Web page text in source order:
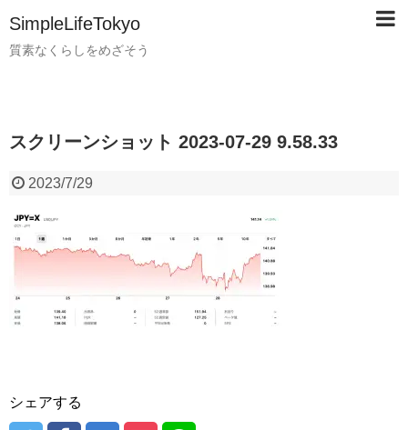
SimpleLifeTokyo
質素なくらしをめざそう
スクリーンショット 2023-07-29 9.58.33
2023/7/29
シェアする